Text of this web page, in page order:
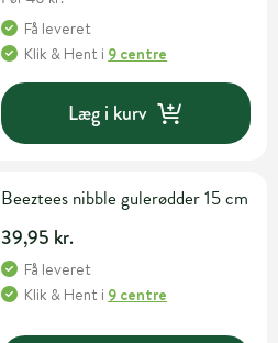
Få leveret
Klik & Hent i 9 centre
Læg i kurv
Beeztees nibble gulerødder 15 cm
39,95 kr.
Få leveret
Klik & Hent i 9 centre